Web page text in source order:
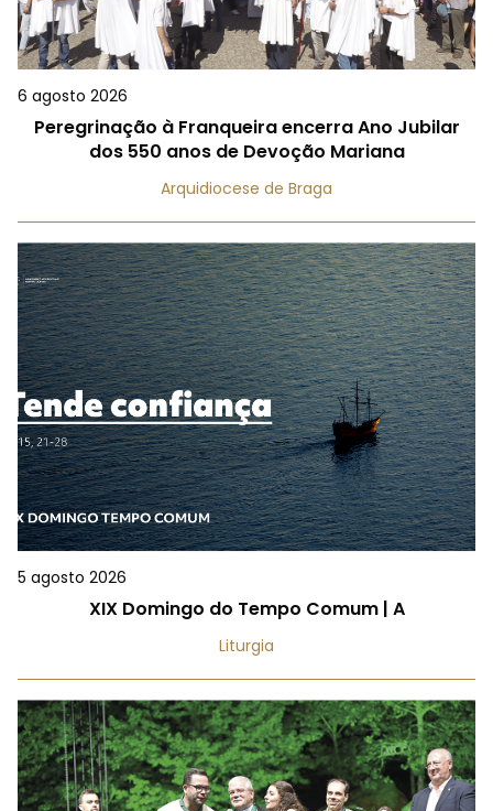
6 agosto 2026
Peregrinação à Franqueira encerra Ano Jubilar
dos 550 anos de Devoção Mariana
Arquidiocese de Braga
5 agosto 2026
XIX Domingo do Tempo Comum | A
Liturgia